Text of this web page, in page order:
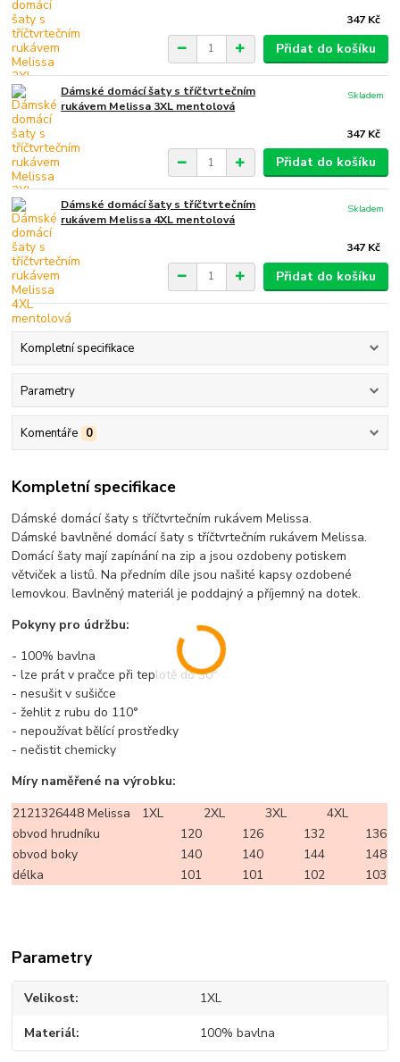
347 Kč
Přidat do košíku
Dámské domácí šaty s tříčtvrtečním
rukávem Melissa 3XL mentolová
347 Kč
Skladem
Přidat do košíku
Dámské domácí šaty s tříčtvrtečním
rukávem Melissa 4XL mentolová
347 Kč
Skladem
Přidat do košíku
Kompletní specifikace
Parametry
Komentáře 0
Kompletní specifikace
Dámské domácí šaty s tříčtvrtečním rukávem Melissa.
Dámské bavlněné domácí šaty s tříčtvrtečním rukávem Melissa.
Domácí šaty mají zapínání na zip a jsou ozdobeny potiskem
větviček a listů. Na předním díle jsou našité kapsy ozdobené
lemovkou. Bavlněný materiál je poddajný a příjemný na dotek.
Pokyny pro údržbu:
- 100% bavlna
- lze prát v pračce při teplotě do 30°
- nesušit v sušičce
- žehlit z rubu do 110°
- nepoužívat bělící prostředky
- nečistit chemicky
Míry naměřené na výrobku:
2121326448 Melissa
1XL 2XL 3XL
4XL
obvod hrudníku
120 126 132
136
obvod boky
140 140 144
148
délka
101 101 102 103
Parametry
Velikost 1XL
Materiál 100% bavlna